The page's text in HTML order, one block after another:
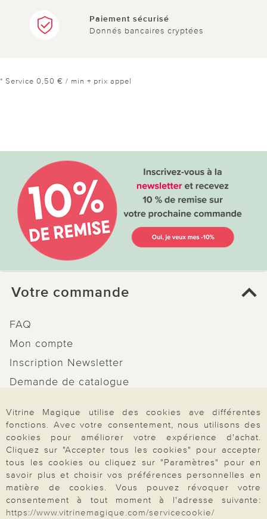
Paiement sécurisé
Donnés bancaires cryptées
* Service 0,50 € / min + prix appel
Votre commande
FAQ
Mon compte
Inscription Newsletter
Demande de catalogue
Droit de rétractation
Rétractation
Paiement & Livraison
Vitrine Magique utilise des cookies ave différentes
fonctions. Avec votre consentement, nous utilisons des
cookies pour améliorer votre expérience d'achat.
Cliquez sur "Accepter tous les cookies" pour accepter
tous les cookies ou cliquez sur "Paramètres" pour en
savoir plus et choisir vos préférences personnelles en
matière de cookies. Vous pouvez révoquer votre
consentement à tout moment à l'adresse suivante:
https://www.vitrinemagique.com/servicecookie/